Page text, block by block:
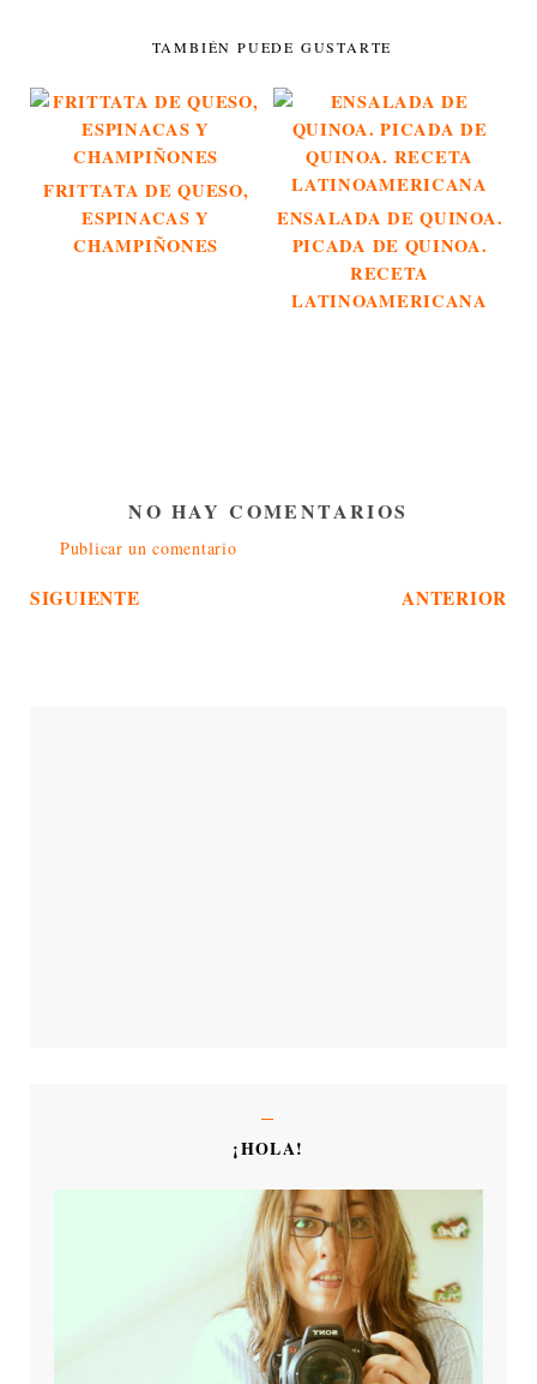
TAMBIÉN PUEDE GUSTARTE
FRITTATA DE QUESO,
ESPINACAS Y
CHAMPIÑONES
ENSALADA DE QUINOA.
PICADA DE QUINOA.
RECETA
LATINOAMERICANA
NO HAY COMENTARIOS
Publicar un comentario
SIGUIENTE ANTERIOR
¡HOLA!